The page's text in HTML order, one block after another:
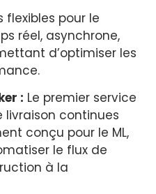
flexibles pour le
réel, asynchrone,
d’optimiser les
: Le premier service
livraison continues
conçu pour le ML,
le flux de
à la